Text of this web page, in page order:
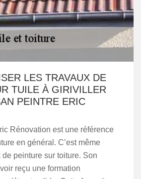
LES TRAVAUX DE
TUILE À GIRIVILLER
PEINTRE ERIC
Rénovation est une référence
en général. C’est même
de peinture sur toiture. Son
reçu une formation